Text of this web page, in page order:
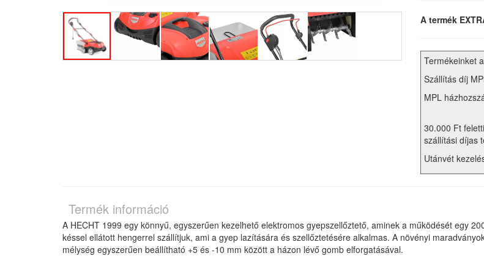
A termék
Termékeinket
Szállítás díj
MPL
30.000 Ft
szállítási díjas
Utánvét
Termék információ
A HECHT 1999 egy könnyű, egyszerűen kezelhető elektromos gyepszellőztető, aminek a működését egy
késsel ellátott hengerrel szállítjuk, ami a gyep lazítására és szellőztetésére alkalmas. A növényi
mélység egyszerűen beállítható +5 és -10 mm között a házon lévő gomb elforgatásával.